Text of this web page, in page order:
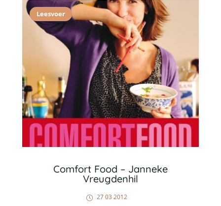
Leesvoer
Comfort Food – Janneke
Vreugdenhil
27 03 2012